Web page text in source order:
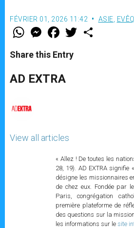
FÉVRIER 01, 2026 11:42 ASIE
W
t
s
p
p
M
e
s
e
g
e
F
a
e
b
o
k
w
Share this Entry
AD EXTRA
View all articles
« Allez ! De toutes les
28, 19). AD EXTRA signifie
désigne les missionnaires
de chez eux. Fondée par
Paris, congrégation
première plateforme de
des questions sur la
les informations sur le site